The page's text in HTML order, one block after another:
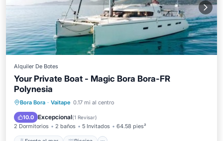
Alquiler De Botes
Your Private Boat - Magic Bora Bora-FR
Polynesia
Bora Bora · Vaitape 0.17 mi al centro
10.0 Excepcional(1 Revisar)
2 Dormitorios 2 baños 5 Invitados 64.58 pies²
Frente al mar Piscina
Balcón/Terraza